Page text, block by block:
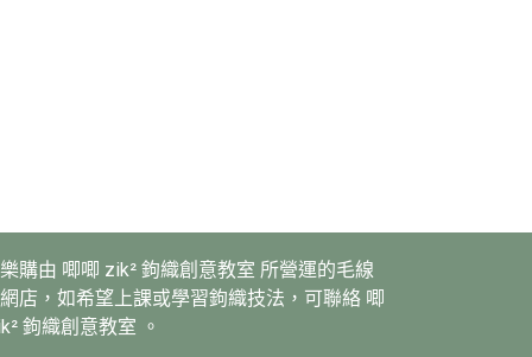
購由 唧唧 zik² 鉤織創意教室 所營運的毛線
店，如希望上課或學習鉤織技法，可聯絡 唧
鉤織創意教室 。